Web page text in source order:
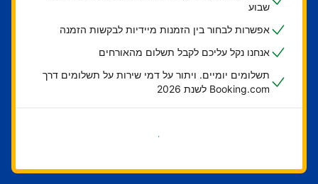
שבוע
אפשרות לבחור בין הזמנות מיידיות לבקשות הזמנה
אנחנו נקל עליכם לקבל תשלום מהאורחים
תשלומים יומיים. ויתור על דמי שירות על תשלומים דרך
Booking.com לשנת 2026
בואו נתחיל